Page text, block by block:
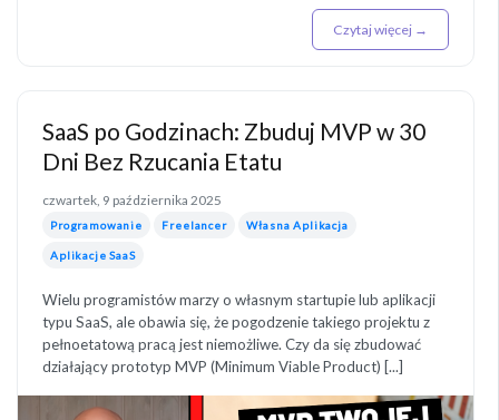
Czytaj więcej →
SaaS po Godzinach: Zbuduj MVP w 30
Dni Bez Rzucania Etatu
czwartek, 9 października 2025
Programowanie Freelancer Własna Aplikacja
Aplikacje SaaS
Wielu programistów marzy o własnym startupie lub aplikacji
typu SaaS, ale obawia się, że pogodzenie takiego projektu z
pełnoetatową pracą jest niemożliwe. Czy da się zbudować
działający prototyp MVP (Minimum Viable Product) [...]